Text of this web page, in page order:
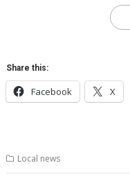
Share this:
Facebook X
Local news